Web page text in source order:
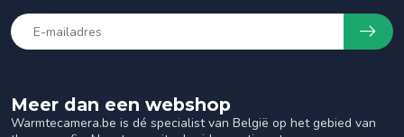
Meer dan een webshop
Warmtecamera.be is dé specialist van België op het gebied van